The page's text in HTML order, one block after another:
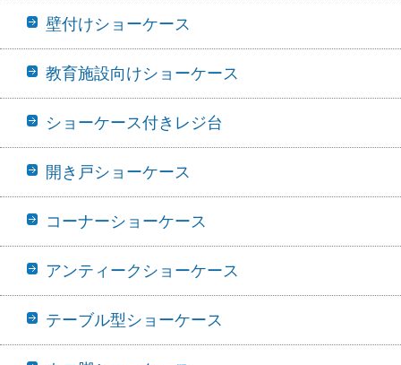
壁付けショーケース
教育施設向けショーケース
ショーケース付きレジ台
開き戸ショーケース
コーナーショーケース
アンティークショーケース
テーブル型ショーケース